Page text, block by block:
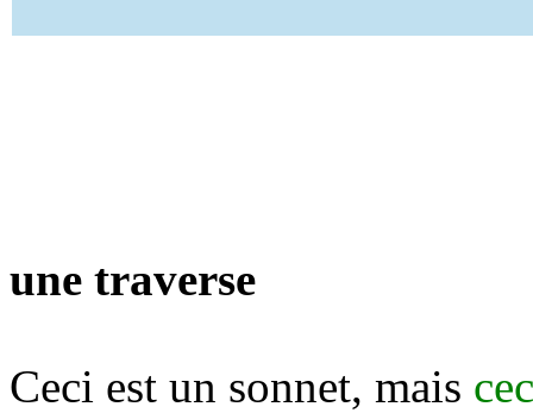
une traverse
Ceci est un sonnet, mais